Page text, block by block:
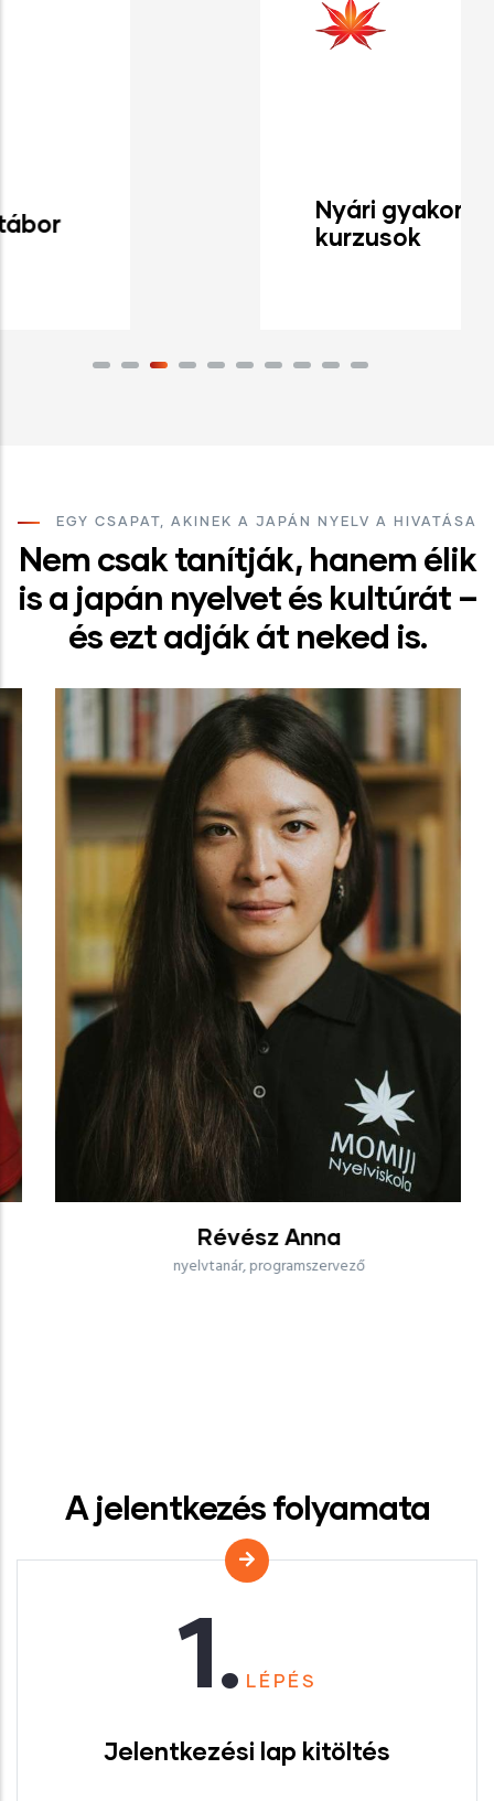
EGY CSAPAT, AKINEK A JAPÁN NYELV A HIVATÁSA
Nem csak tanítják, hanem élik
is a japán nyelvet és kultúrát –
és ezt adják át neked is.
Révész Anna
nyelvtanár, programszervező
A jelentkezés folyamata
1. LÉPÉS
Jelentkezési lap kitöltés